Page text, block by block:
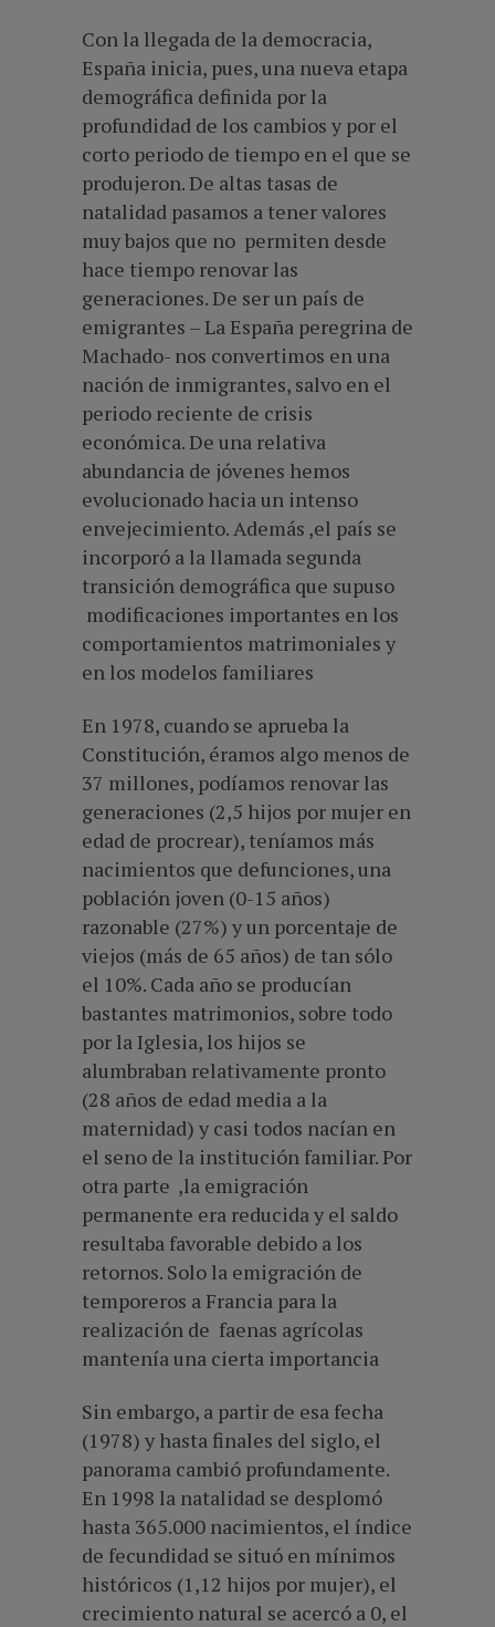
Con la llegada de la democracia,
España inicia, pues, una nueva etapa
demográfica definida por la
profundidad de los cambios y por el
corto periodo de tiempo en el que se
produjeron. De altas tasas de
natalidad pasamos a tener valores
muy bajos que no permiten desde
hace tiempo renovar las
generaciones. De ser un país de
emigrantes – La España peregrina de
Machado- nos convertimos en una
nación de inmigrantes, salvo en el
periodo reciente de crisis
económica. De una relativa
abundancia de jóvenes hemos
evolucionado hacia un intenso
envejecimiento. Además ,el país se
incorporó a la llamada segunda
transición demográfica que supuso
modificaciones importantes en los
comportamientos matrimoniales y
en los modelos familiares
En 1978, cuando se aprueba la
Constitución, éramos algo menos de
37 millones, podíamos renovar las
generaciones (2,5 hijos por mujer en
edad de procrear), teníamos más
nacimientos que defunciones, una
población joven (0-15 años)
razonable (27%) y un porcentaje de
viejos (más de 65 años) de tan sólo
el 10%. Cada año se producían
bastantes matrimonios, sobre todo
por la Iglesia, los hijos se
alumbraban relativamente pronto
(28 años de edad media a la
maternidad) y casi todos nacían en
el seno de la institución familiar. Por
otra parte ,la emigración
permanente era reducida y el saldo
resultaba favorable debido a los
retornos. Solo la emigración de
temporeros a Francia para la
realización de faenas agrícolas
mantenía una cierta importancia
Sin embargo, a partir de esa fecha
(1978) y hasta finales del siglo, el
panorama cambió profundamente.
En 1998 la natalidad se desplomó
hasta 365.000 nacimientos, el índice
de fecundidad se situó en mínimos
históricos (1,12 hijos por mujer), el
crecimiento natural se acercó a 0, el